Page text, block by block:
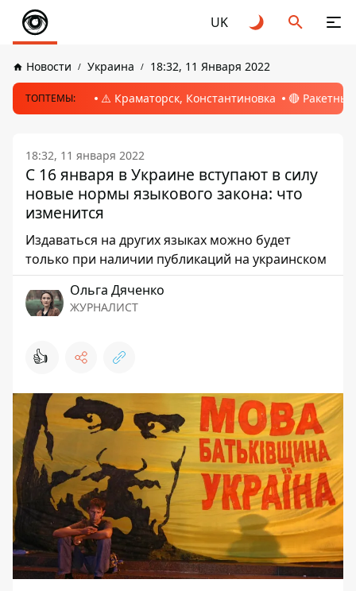
UK
Новости Украина 18:32, 11 Января 2022
ТОПТЕМЫ: ⚠️ Краматорск, Константиновка 🔴
18:32, 11 января 2022
С 16 января в Украине вступают в силу
новые нормы языкового закона: что
изменится
Издаваться на других языках можно будет
только при наличии публикаций на украинском
Ольга Дяченко
ЖУРНАЛИСТ
👍